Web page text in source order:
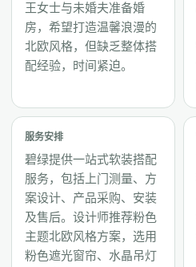
王女士与未婚夫准备婚
房，希望打造温馨浪漫的
北欧风格，但缺乏整体搭
配经验，时间紧迫。
服务安排
碧绿提供一站式软装搭配
服务，包括上门测量、方
案设计、产品采购、安装
及售后。设计师推荐粉色
主题北欧风格方案，选用
粉色遮光窗帘、水晶吊灯